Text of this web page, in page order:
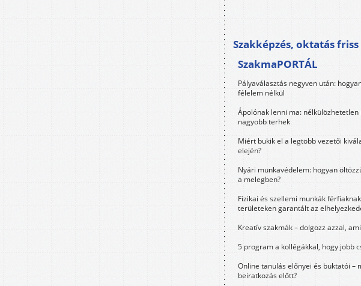
Szakképzés, oktatás
SzakmaPORTÁL
Pályaválasztás negyven után:
félelem nélkül
Ápolónak lenni ma: nélkülözhetetlen
nagyobb terhek
Miért bukik el a legtöbb vezetői
elején?
Nyári munkavédelem: hogyan
a melegben?
Fizikai és szellemi munkák
területeken garantált az
Kreatív szakmák – dolgozz azzal,
5 program a kollégákkal, hogy jobb
Online tanulás előnyei és buktatói –
beiratkozás előtt?